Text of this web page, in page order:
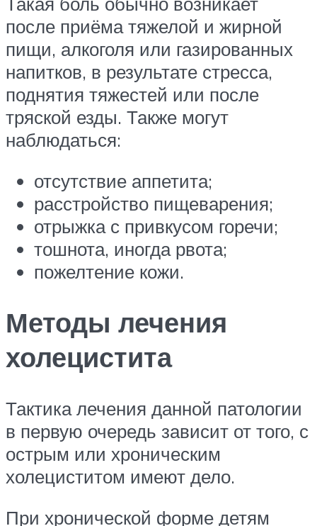
после приёма тяжелой и жирной
пищи, алкоголя или газированных
напитков, в результате стресса,
поднятия тяжестей или после
тряской езды. Также могут
наблюдаться:
отсутствие аппетита;
расстройство пищеварения;
отрыжка с привкусом горечи;
тошнота, иногда рвота;
пожелтение кожи.
Методы лечения
холецистита
Тактика лечения данной патологии
в первую очередь зависит от того, с
острым или хроническим
холециститом имеют дело.
При хронической форме детям